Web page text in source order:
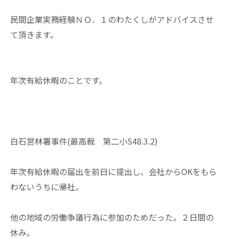
民間企業実務経験ＮＯ．１のわたくしがアドバイスさせ
て頂きます。
年次有給休暇のことです。
白石営林署事件(最高裁 第二小S48.3.2)
年次有給休暇の届出を前日に提出し、会社からOKをもら
わないうちに帰社。
他の地域の労働争議行為に参加のためだった。２日間の
休み。